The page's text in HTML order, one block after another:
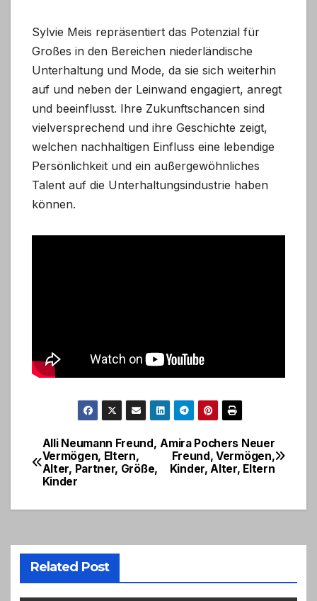
Sylvie Meis repräsentiert das Potenzial für
Großes in den Bereichen niederländische
Unterhaltung und Mode, da sie sich weiterhin
auf und neben der Leinwand engagiert, anregt
und beeinflusst. Ihre Zukunftschancen sind
vielversprechend und ihre Geschichte zeigt,
welchen nachhaltigen Einfluss eine lebendige
Persönlichkeit und ein außergewöhnliches
Talent auf die Unterhaltungsindustrie haben
können.
Post
navigation
Amira Pochers Neuer
Freund, Vermögen,
Kinder, Alter, Eltern
Alli Neumann Freund,
Vermögen, Eltern,
Alter, Partner, Größe,
Kinder
Related Post